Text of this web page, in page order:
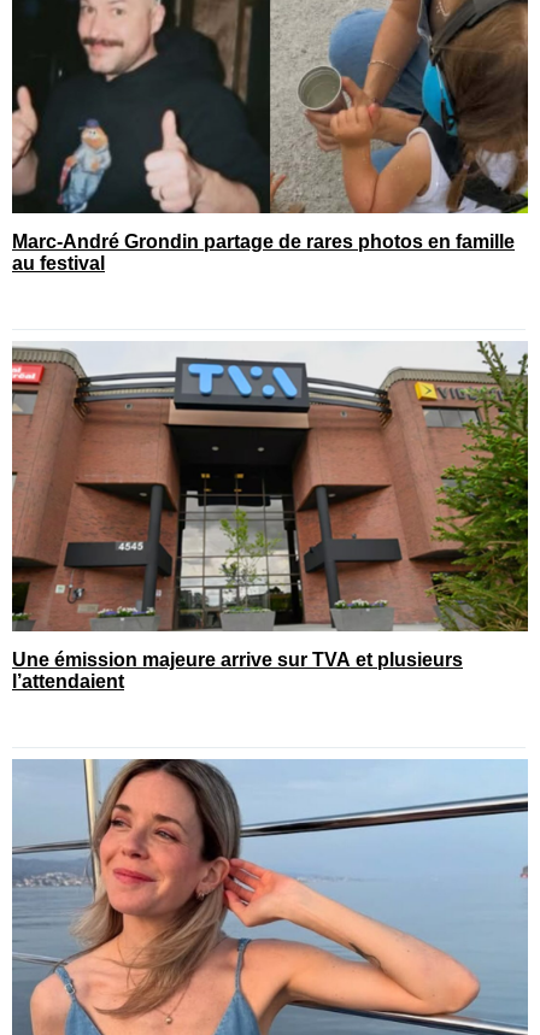
Marc-André Grondin partage de rares photos en famille
au festival
Une émission majeure arrive sur TVA et plusieurs
l’attendaient